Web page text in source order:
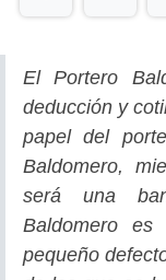
El Portero
deducción y
papel del
Baldomero,
será una
Baldomero
pequeño